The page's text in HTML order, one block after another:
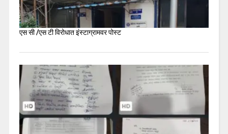
एस सी /एस टी विरोधात इंस्टाग्रामवर पोस्ट